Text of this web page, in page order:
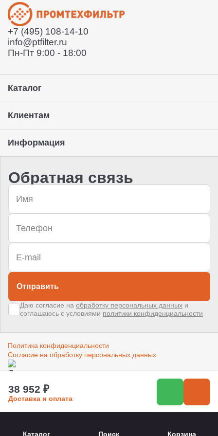
38 952 ₽
Доставка и оплата
Отправит заказ курьерской службой или вы сможете
забрать его с нашего склада (самовывоз)
Предоставление гарантии, подписание закрывающих
документов
+7 (495) 108-14-10
info@ptfilter.ru
Пн-Пт 9:00 - 18:00
Каталог
Клиентам
Информация
Политика конфиденциальности
Согласие на обработку персональных данных
помогаем продвигать и продавать
Обратная связь
Отправить
Даю согласие на обработку персональных данных и
соглашаюсь с условиями политики конфиденциальности
Каталог Поиск Корзина